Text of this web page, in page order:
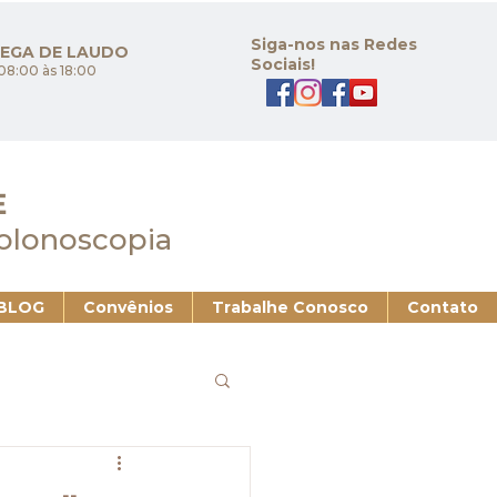
DE LAUDO
às 18:00
Siga-nos nas Redes
Sociais!
Convênios Trabalhe Conosco Contato